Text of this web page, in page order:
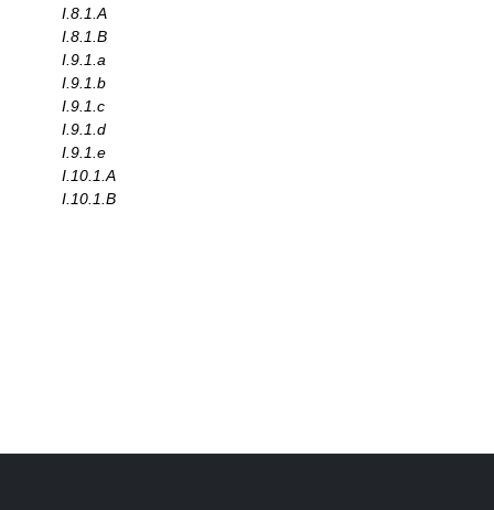
I.8.1.A
I.8.1.B
I.9.1.a
I.9.1.b
I.9.1.c
I.9.1.d
I.9.1.e
I.10.1.A
I.10.1.B